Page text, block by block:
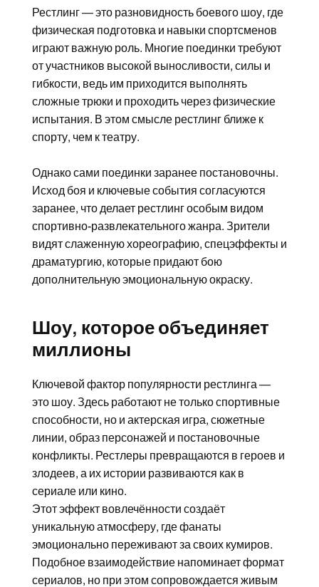
Рестлинг — это разновидность боевого шоу, где
физическая подготовка и навыки спортсменов
играют важную роль. Многие поединки требуют
от участников высокой выносливости, силы и
гибкости, ведь им приходится выполнять
сложные трюки и проходить через физические
испытания. В этом смысле рестлинг ближе к
спорту, чем к театру.
Однако сами поединки заранее постановочны.
Исход боя и ключевые события согласуются
заранее, что делает рестлинг особым видом
спортивно-развлекательного жанра. Зрители
видят слаженную хореографию, спецэффекты и
драматургию, которые придают бою
дополнительную эмоциональную окраску.
Шоу, которое объединяет
миллионы
Ключевой фактор популярности рестлинга —
это шоу. Здесь работают не только спортивные
способности, но и актерская игра, сюжетные
линии, образ персонажей и постановочные
конфликты. Рестлеры превращаются в героев и
злодеев, а их истории развиваются как в
сериале или кино.
Этот эффект вовлечённости создаёт
уникальную атмосферу, где фанаты
эмоционально переживают за своих кумиров.
Подобное взаимодействие напоминает формат
сериалов, но при этом сопровождается живым